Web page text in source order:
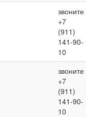
звоните
+7
(911)
141-90-
10
звоните
+7
(911)
141-90-
10